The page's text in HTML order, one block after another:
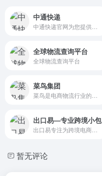
中通快递
全球物流查询平台
全球物流查询平台
菜鸟集团
出口易—专业跨境小包
暂无评论